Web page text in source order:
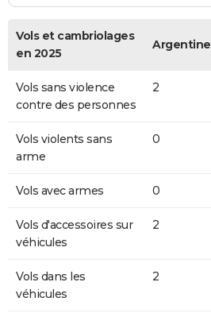
Vols et cambriolages
en 2025
Argentine
Vols sans violence
contre des personnes
2
Vols violents sans
arme
0
Vols avec armes 0
Vols d'accessoires sur
véhicules
2
Vols dans les
véhicules
2